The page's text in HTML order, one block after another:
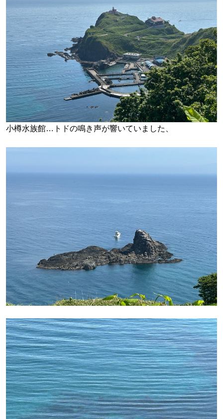
小樽水族館…トドの鳴き声が響いていました、